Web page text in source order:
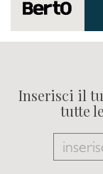
Inserisci il
tutte